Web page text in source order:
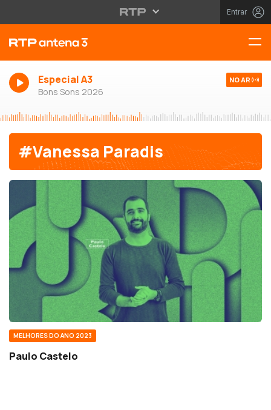
Entrar
Especial A3
Bons Sons 2026
NO AR
#Vanessa Paradis
MELHORES DO ANO 2023
Paulo Castelo